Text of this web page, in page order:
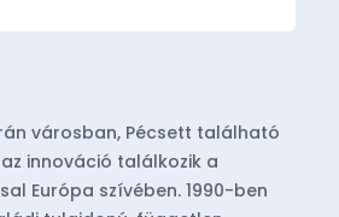
városban, Pécsett található
innováció találkozik a
Európa szívében. 1990-ben